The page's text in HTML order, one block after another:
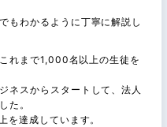
もわかるように丁寧に解説し
れまで1,000名以上の生徒を
ネスからスタートして、法人
た。
を達成しています。